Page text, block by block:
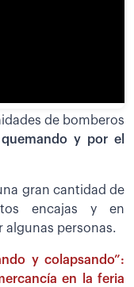
de bomberos
y por el
gran cantidad de
encajas y en
algunas personas.
y colapsando”:
en la feria